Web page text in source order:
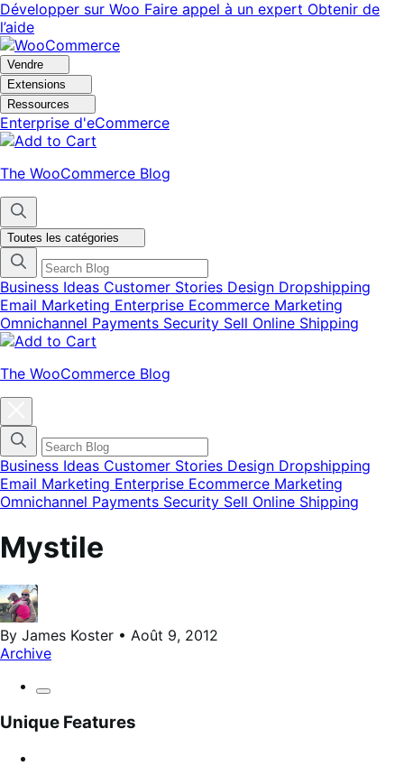
Aller
à
la
navigation
Aller
au
contenu
principal
Développer sur Woo Faire appel à un expert Obtenir de
l’aide
Vendre
Extensions
Ressources
Enterprise d'eCommerce
The WooCommerce Blog
Toutes les catégories
Business Ideas Customer Stories Design Dropshipping
Email Marketing Enterprise Ecommerce Marketing
Omnichannel Payments Security Sell Online Shipping
The WooCommerce Blog
modale
du
menu
des
catégories
de
Business Ideas Customer Stories Design Dropshipping
Email Marketing Enterprise Ecommerce Marketing
Omnichannel Payments Security Sell Online Shipping
Mystile
By James Koster • Août 9, 2012
Archive
Unique Features